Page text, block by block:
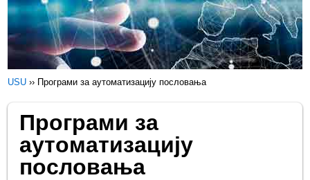
USU ›› Програми за аутоматизацију пословања
Програми за
аутоматизацију
пословања